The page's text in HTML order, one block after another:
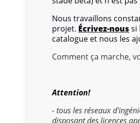
Nous travaillons
projet. Écrivez-nous si
catalogue et nous les
Comment ça marche,
Attention!
- tous les réseaux
disposant des licences